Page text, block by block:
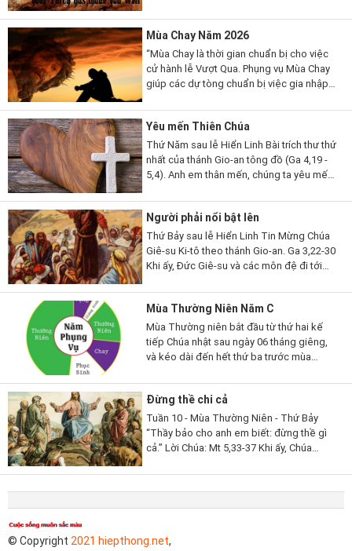
mà thưa...
Mùa Chay Năm 2026
“Mùa Chay là thời gian chuẩn bị cho việc
cử hành lễ Vượt Qua. Phụng vụ Mùa Chay
giúp các dự tòng chuẩn bị việc gia nhập
Chay cũng là thời gian...
Yêu mến Thiên Chúa
Thứ Năm sau lễ Hiển Linh Bài trích thư thứ
nhất của thánh Gio-an tông đồ (Ga 4,19 -
5,4). Anh em thân mến, chúng ta yêu mến
chúng ta trước. Nếu...
Người phải nổi bật lên
Thứ Bảy sau lễ Hiển Linh Tin Mừng Chúa
Giê-su Ki-tô theo thánh Gio-an. Ga 3,22-30
Khi ấy, Đức Giê-su và các môn đệ đi tới
ông và làm phép rửa. Còn...
Mùa Thường Niên Năm C
Mùa Thường niên bắt đầu từ thứ hai kế
tiếp Chúa nhật sau ngày 06 tháng giêng,
và kéo dài đến hết thứ ba trước mùa
nhật lễ Hiện xuống và...
Đừng thề chi cả
Tuần 10 - Mùa Thường Niên - Thứ Bảy
“Thầy bảo cho anh em biết: đừng thề gì
cả.” Lời Chúa: Mt 5,33-37 Khi ấy, Chúa
con lại còn nghe dạy người...
© Copyright 2021 hiepthong.net,